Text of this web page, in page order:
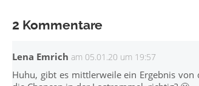
2 Kommentare
Lena Emrich am 05.01.20 um 19:57
Huhu, gibt es mittlerweile ein Ergebnis von